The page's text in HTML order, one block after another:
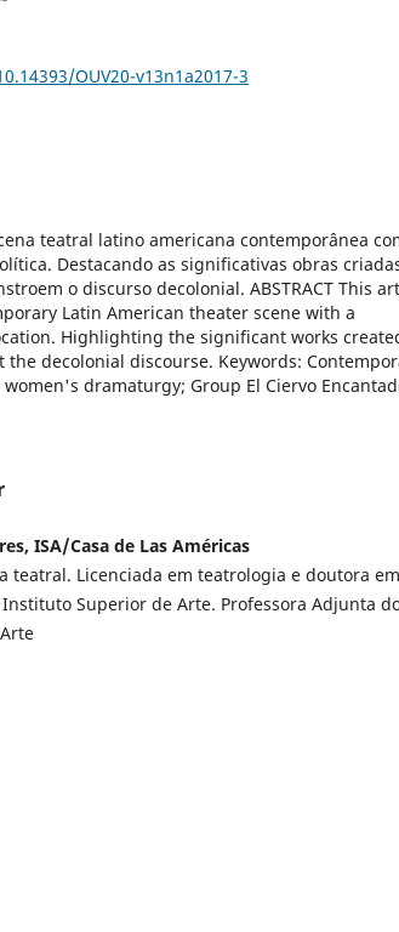
OUV20-v13n1a2017-3
teatral latino americana contemporânea
Destacando as significativas obras
o discurso decolonial. ABSTRACT This
Latin American theater scene with a
Highlighting the significant works
the decolonial discourse. Keywords:
dramaturgy; Group El Ciervo
ISA/Casa de Las Américas
teatral. Licenciada em teatrologia e doutora em
Superior de Arte. Professora Adjunta